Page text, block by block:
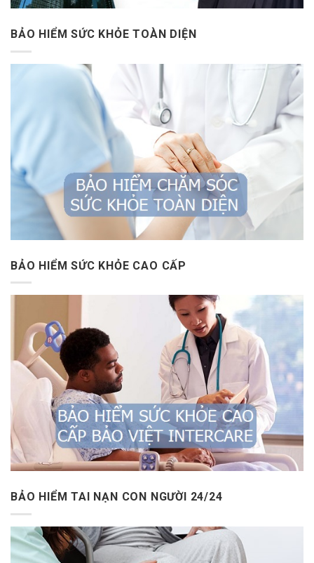
BẢO HIỂM SỨC KHỎE TOÀN DIỆN
BẢO HIỂM SỨC KHỎE CAO CẤP
BẢO HIỂM TAI NẠN CON NGƯỜI 24/24